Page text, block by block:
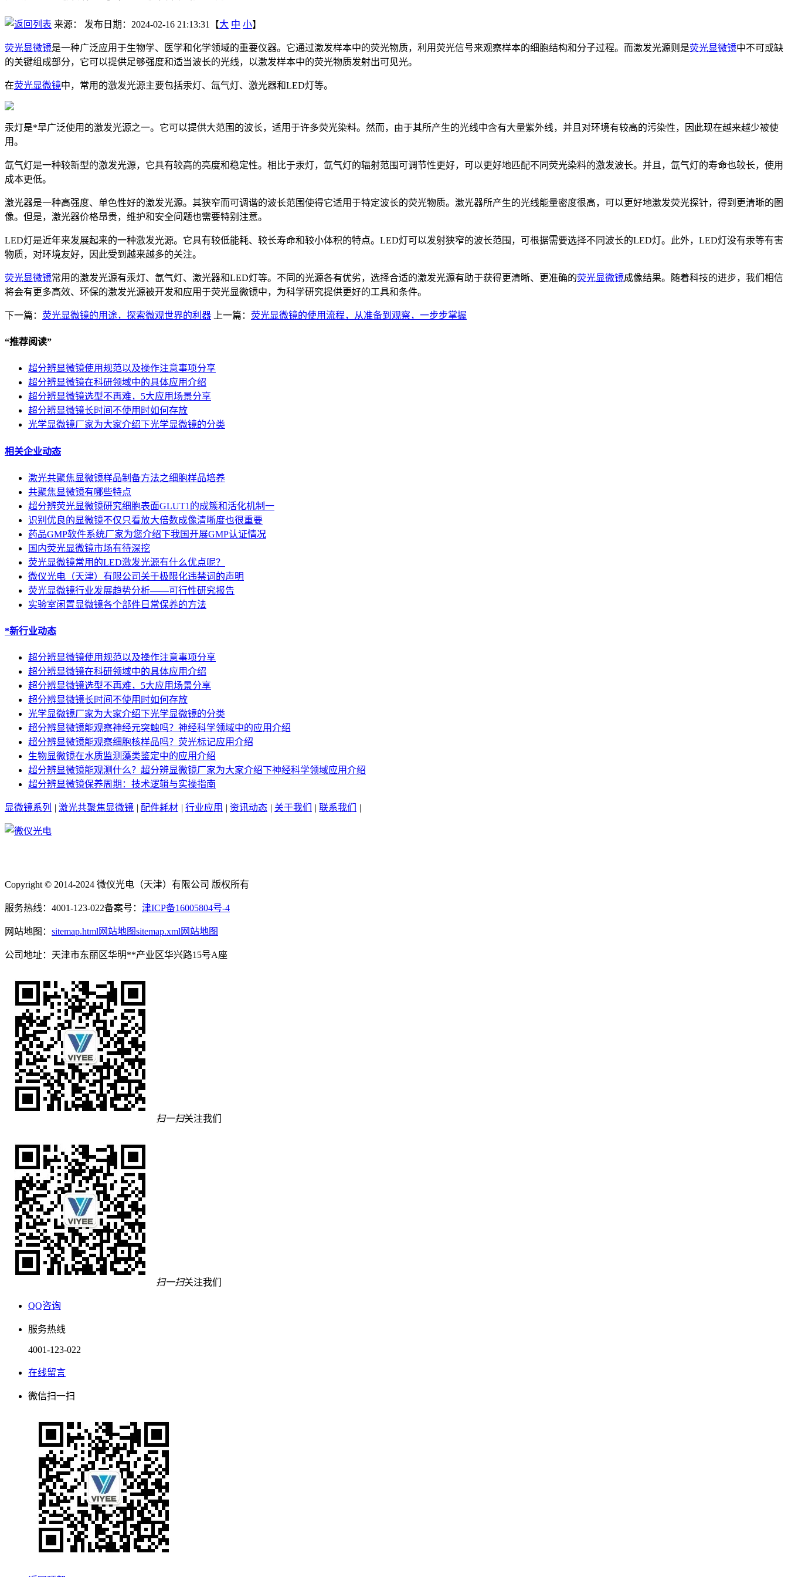
来源： 发布日期：2024-02-16 21:13:31【大 中 小】
荧光显微镜是一种广泛应用于生物学、医学和化学领域的重要仪器。它通过激发样本中的荧光物质，利用荧光信号来观察样本的细胞结构和分子过程。而激发光源则是荧光显微镜中不可或缺
的关键组成部分，它可以提供足够强度和适当波长的光线，以激发样本中的荧光物质发射出可见光。
在荧光显微镜中，常用的激发光源主要包括汞灯、氙气灯、激光器和LED灯等。
汞灯是*早广泛使用的激发光源之一。它可以提供大范围的波长，适用于许多荧光染料。然而，由于其所产生的光线中含有大量紫外线，并且对环境有较高的污染性，因此现在越来越少被使
用。
氙气灯是一种较新型的激发光源，它具有较高的亮度和稳定性。相比于汞灯，氙气灯的辐射范围可调节性更好，可以更好地匹配不同荧光染料的激发波长。并且，氙气灯的寿命也较长，使用
成本更低。
激光器是一种高强度、单色性好的激发光源。其狭窄而可调谐的波长范围使得它适用于特定波长的荧光物质。激光器所产生的光线能量密度很高，可以更好地激发荧光探针，得到更清晰的图
像。但是，激光器价格昂贵，维护和安全问题也需要特别注意。
LED灯是近年来发展起来的一种激发光源。它具有较低能耗、较长寿命和较小体积的特点。LED灯可以发射狭窄的波长范围，可根据需要选择不同波长的LED灯。此外，LED灯没有汞等有害
物质，对环境友好，因此受到越来越多的关注。
荧光显微镜常用的激发光源有汞灯、氙气灯、激光器和LED灯等。不同的光源各有优劣，选择合适的激发光源有助于获得更清晰、更准确的荧光显微镜成像结果。随着科技的进步，我们相信
将会有更多高效、环保的激发光源被开发和应用于荧光显微镜中，为科学研究提供更好的工具和条件。
下一篇： 荧光显微镜的用途，探索微观世界的利器 上一篇： 荧光显微镜的使用流程，从准备到观察，一步步掌握
“推荐阅读”
超分辨显微镜使用规范以及操作注意事项分享
超分辨显微镜在科研领域中的具体应用介绍
超分辨显微镜选型不再难，5大应用场景分享
超分辨显微镜长时间不使用时如何存放
光学显微镜厂家为大家介绍下光学显微镜的分类
相关企业动态
激光共聚焦显微镜样品制备方法之细胞样品培养
共聚焦显微镜有哪些特点
超分辨荧光显微镜研究细胞表面GLUT1的成簇和活化机制一
识别优良的显微镜不仅只看放大倍数成像清晰度也很重要
药品GMP软件系统厂家为您介绍下我国开展GMP认证情况
国内荧光显微镜市场有待深挖
荧光显微镜常用的LED激发光源有什么优点呢？
微仪光电（天津）有限公司关于极限化违禁词的声明
荧光显微镜行业发展趋势分析——可行性研究报告
实验室闲置显微镜各个部件日常保养的方法
*新行业动态
超分辨显微镜使用规范以及操作注意事项分享
超分辨显微镜在科研领域中的具体应用介绍
超分辨显微镜选型不再难，5大应用场景分享
超分辨显微镜长时间不使用时如何存放
光学显微镜厂家为大家介绍下光学显微镜的分类
超分辨显微镜能观察神经元突触吗？神经科学领域中的应用介绍
超分辨显微镜能观察细胞核样品吗？荧光标记应用介绍
生物显微镜在水质监测藻类鉴定中的应用介绍
超分辨显微镜能观测什么？超分辨显微镜厂家为大家介绍下神经科学领域应用介绍
超分辨显微镜保养周期：技术逻辑与实操指南
显微镜系列 激光共聚焦显微镜 配件耗材 行业应用 资讯动态 关于我们 联系我们
Copyright © 2014-2024 微仪光电（天津）有限公司 版权所有
服务热线：4001-123-022备案号： 津ICP备16005804号-4
网站地图： sitemap.html网站地图sitemap.xml网站地图
公司地址：天津市东丽区华明**产业区华兴路15号A座
扫一扫关注我们
扫一扫关注我们
QQ咨询
服务热线
4001-123-022
在线留言
微信扫一扫